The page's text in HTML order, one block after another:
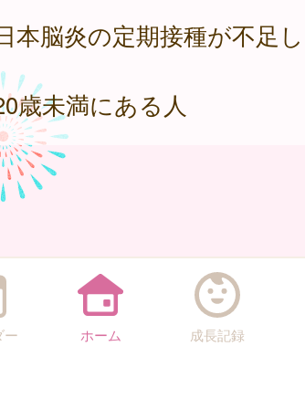
本脳炎の定期接種が不足
歳未満にある人
ー ホーム 成長記録